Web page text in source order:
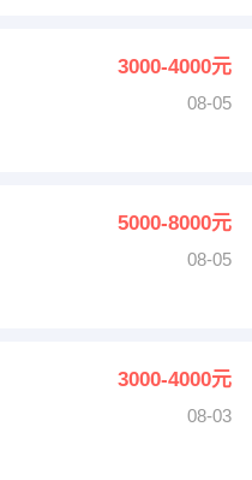
3000-4000元
08-05
5000-8000元
08-05
3000-4000元
08-03